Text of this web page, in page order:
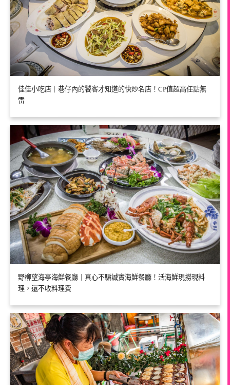
佳佳小吃店｜巷仔內的饕客才知道的快炒名店！CP值超高任點無
雷
野柳望海亭海鮮餐廳｜真心不騙誠實海鮮餐廳！活海鮮現撈現料
理，還不收料理費